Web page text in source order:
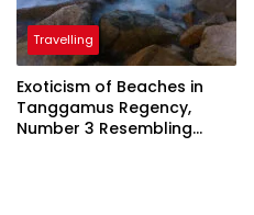
Travelling
Exoticism of Beaches in
Tanggamus Regency,
Number 3 Resembling